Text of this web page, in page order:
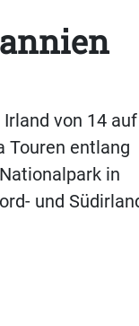
von 14 auf
Touren entlang
in
und